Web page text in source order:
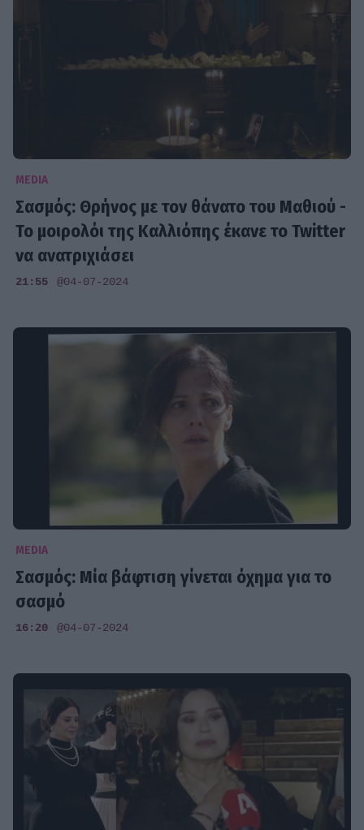
MEDIA
Σασμός: Θρήνος με τον θάνατο του Μαθιού -
Το μοιρολόι της Καλλιόπης έκανε το Twitter
να ανατριχιάσει
21:55 @04-07-2024
MEDIA
Σασμός: Μία βάφτιση γίνεται όχημα για το
σασμό
16:20 @04-07-2024